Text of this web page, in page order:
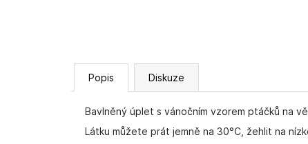
Popis Diskuze
Bavlněný úplet s vánočním vzorem ptáčků na
Látku můžete prát jemně na 30°C, žehlit na